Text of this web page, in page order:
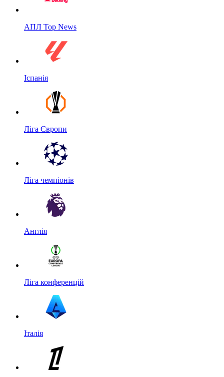
АПЛ Top News
Іспанія
Ліга Європи
Ліга чемпіонів
Англія
Ліга конференцій
Італія